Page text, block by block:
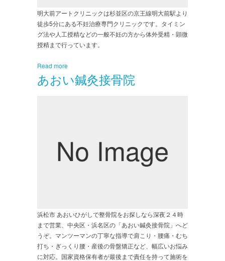
明大前アートクリニックは杉並区の京王線明大前駅より
徒歩5分にある不妊治療専門クリニックです。タイミン
グ法や人工授精などの一般不妊の方から体外受精・顕微
授精まで行っています。
Read more
あおい鍼灸接骨院
浜松市 あおいひがしで整骨院をお探しなら深夜２４時
まで営業、中央区・浜名区の「あおい鍼灸接骨院」へど
うぞ。マンツーマンの丁寧な指導で肩こり・腰痛・むち
打ち・ぎっくり腰・産後の骨盤矯正など、幅広いお悩み
に対応。国家資格保有者が最後まで責任を持って施術を